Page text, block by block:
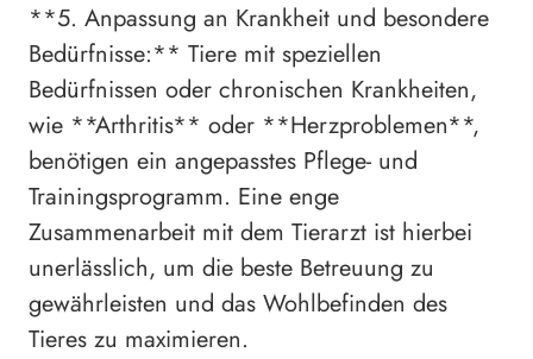
**5. Anpassung an Krankheit und besondere
Bedürfnisse:** Tiere mit speziellen
Bedürfnissen oder chronischen Krankheiten,
wie **Arthritis** oder **Herzproblemen**,
benötigen ein angepasstes Pflege- und
Trainingsprogramm. Eine enge
Zusammenarbeit mit dem Tierarzt ist hierbei
unerlässlich, um die beste Betreuung zu
gewährleisten und das Wohlbefinden des
Tieres zu maximieren.